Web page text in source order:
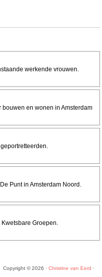
werkende vrouwen.
en wonen in Amsterdam
Punt in Amsterdam Noord.
Groepen.
Copyright © 2026 · Christine van Eerd ·